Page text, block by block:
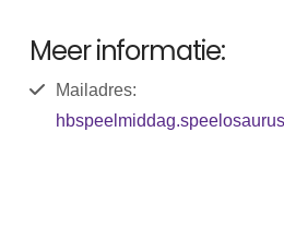
Meer informatie:
Mailadres: